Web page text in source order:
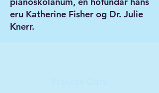
eru Katherine Fisher og Dr. Julie
Knerr.